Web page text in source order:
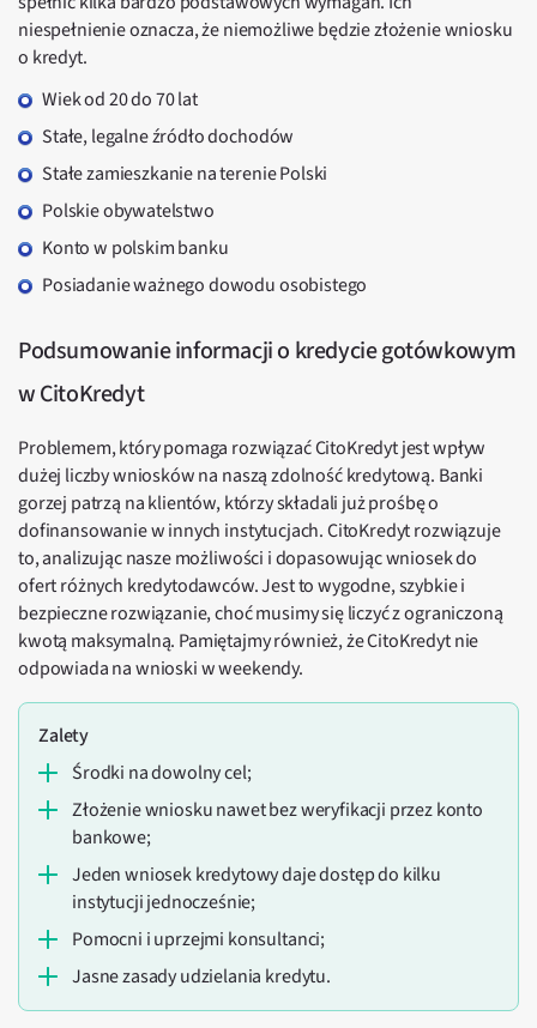
niespełnienie oznacza, że niemożliwe będzie złożenie wniosku
o kredyt.
wiek od 20 do 70 lat
stałe, legalne źródło dochodów
stałe zamieszkanie na terenie Polski
polskie obywatelstwo
konto w polskim banku
posiadanie ważnego dowodu osobistego
Podsumowanie informacji o kredycie gotówkowym
w CitoKredyt
Problemem, który pomaga rozwiązać CitoKredyt jest wpływ
dużej liczby wniosków na naszą zdolność kredytową. Banki
gorzej patrzą na klientów, którzy składali już prośbę o
dofinansowanie w innych instytucjach. CitoKredyt rozwiązuje
to, analizując nasze możliwości i dopasowując wniosek do
ofert różnych kredytodawców. Jest to wygodne, szybkie i
bezpieczne rozwiązanie, choć musimy się liczyć z ograniczoną
kwotą maksymalną. Pamiętajmy również, że CitoKredyt nie
odpowiada na wnioski w weekendy.
Zalety
środki na dowolny cel;
złożenie wniosku nawet bez weryfikacji przez konto
bankowe;
jeden wniosek kredytowy daje dostęp do kilku
instytucji jednocześnie;
pomocni i uprzejmi konsultanci;
jasne zasady udzielania kredytu.